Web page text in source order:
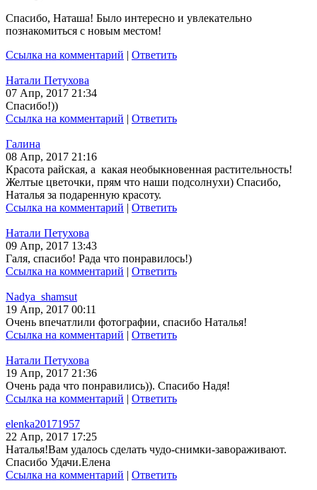
Спасибо, Наташа! Было интересно и увлекательно
познакомиться с новым местом!
Ссылка на комментарий | Ответить
Натали Петухова
07 Апр, 2017 21:34
Спасибо!))
Ссылка на комментарий | Ответить
Галина
08 Апр, 2017 21:16
Красота райская, а какая необыкновенная растительность!
Желтые цветочки, прям что наши подсолнухи) Спасибо,
Наталья за подаренную красоту.
Ссылка на комментарий | Ответить
Натали Петухова
09 Апр, 2017 13:43
Галя, спасибо! Рада что понравилось!)
Ссылка на комментарий | Ответить
Nadya_shamsut
19 Апр, 2017 00:11
Очень впечатлили фотографии, спасибо Наталья!
Ссылка на комментарий | Ответить
Натали Петухова
19 Апр, 2017 21:36
Очень рада что понравились)). Спасибо Надя!
Ссылка на комментарий | Ответить
elenka20171957
22 Апр, 2017 17:25
Наталья!Вам удалось сделать чудо-снимки-завораживают.
Спасибо Удачи.Елена
Ссылка на комментарий | Ответить